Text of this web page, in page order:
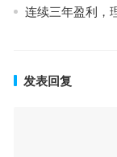
连续三年盈利，
发表回复